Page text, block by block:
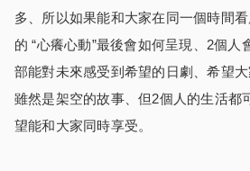
多、所以如果能和大家在同一個時間
的 “心癢心動”最後會如何呈現、2個人
部能對未來感受到希望的日劇、希望大
雖然是架空的故事、但2個人的生活都
望能和大家同時享受。